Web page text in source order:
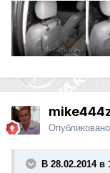
Опубликовано
В 28.02.2014 в